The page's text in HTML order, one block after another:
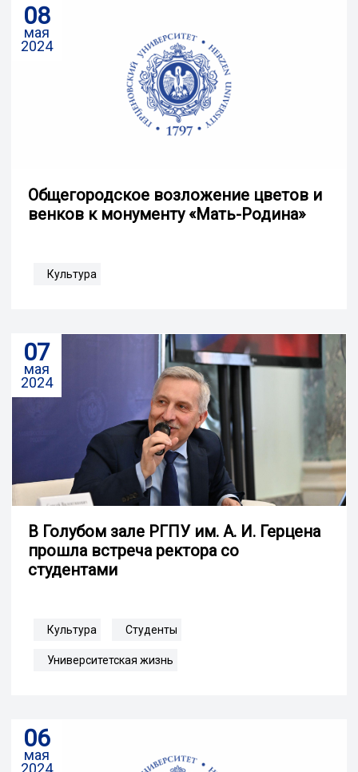
08
мая
2024
Общегородское возложение цветов и
венков к монументу «Мать-Родина»
Культура
07
мая
2024
В Голубом зале РГПУ им. А. И. Герцена
прошла встреча ректора со
студентами
Культура Студенты
Университетская жизнь
06
мая
2024